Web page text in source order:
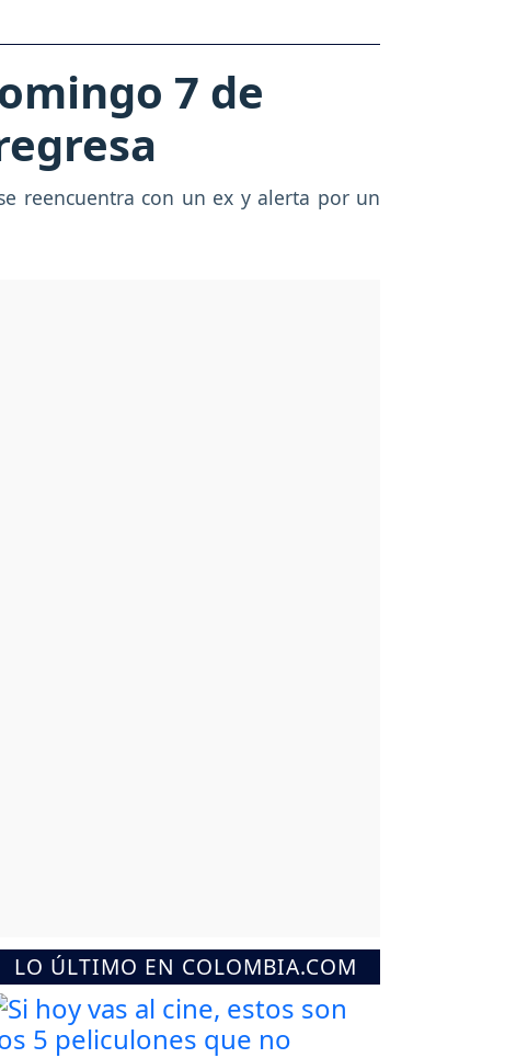
7 de
reencuentra con un ex y alerta por un
LO ÚLTIMO EN COLOMBIA.COM